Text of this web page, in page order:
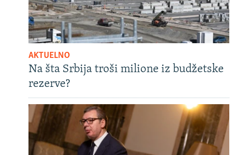
AKTUELNO
Na šta Srbija troši milione iz budžetske
rezerve?